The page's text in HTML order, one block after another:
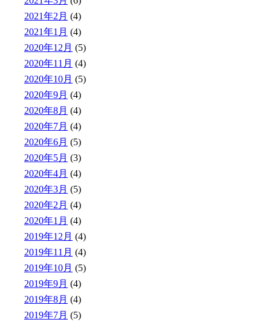
2021年2月 (4)
2021年1月 (4)
2020年12月 (5)
2020年11月 (4)
2020年10月 (5)
2020年9月 (4)
2020年8月 (4)
2020年7月 (4)
2020年6月 (5)
2020年5月 (3)
2020年4月 (4)
2020年3月 (5)
2020年2月 (4)
2020年1月 (4)
2019年12月 (4)
2019年11月 (4)
2019年10月 (5)
2019年9月 (4)
2019年8月 (4)
2019年7月 (5)